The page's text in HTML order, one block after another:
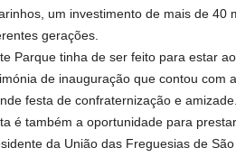
um investimento de mais de 40
gerações.
Parque tinha de ser feito para estar
de inauguração que contou com
festa de confraternização e amizade.
é também a oportunidade para
da União das Freguesias de